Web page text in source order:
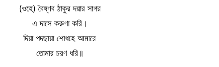
(ওহে) বৈষ্ণব ঠাকুর দয়ার সাগর
এ দাসে করুণা করি।
দিয়া পদছায়া শোধহে আমারে
তোমার চরণ ধরি॥